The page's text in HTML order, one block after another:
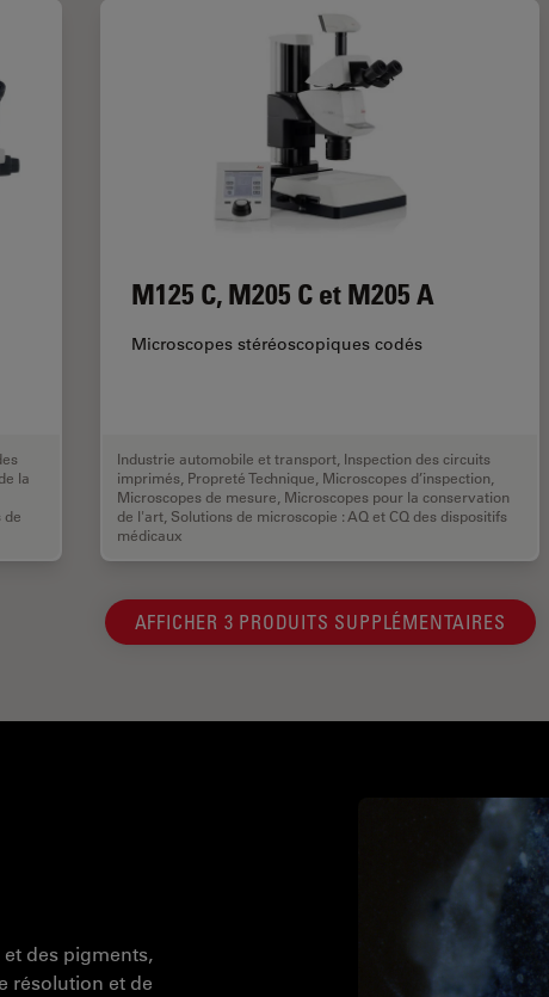
la
de
M125 C, M205 C et M205 A
Microscopes stéréoscopiques codés
Industrie automobile et transport Inspection des circuits
imprimés Propreté Technique Microscopes d’inspection
Microscopes de mesure Microscopes pour la conservation
de l'art Solutions de microscopie : AQ et CQ des dispositifs
médicaux
AFFICHER 3 PRODUITS SUPPLÉMENTAIRES
des pigments,
résolution et de